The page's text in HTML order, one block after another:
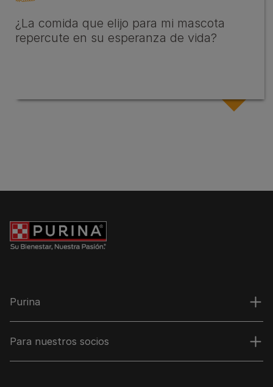
¿La comida que elijo para mi mascota
repercute en su esperanza de vida?
Purina
Para nuestros socios